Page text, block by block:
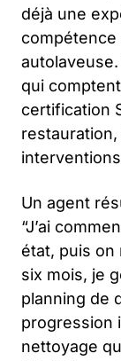
déjà une
compétence
qui
certification
restauration,
Un agent
“J’ai
état, puis on
six mois, je
planning de
progression
nettoyage